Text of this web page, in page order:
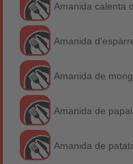
Amanida calenta
Amanida
Amanida de
Amanida de
Amanida de